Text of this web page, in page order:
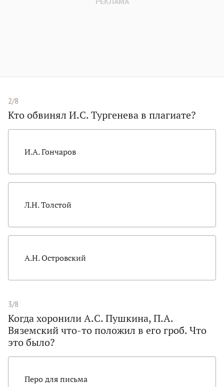
2/8
Кто обвинял И.С. Тургенева в плагиате?
И.А. Гончаров
Л.Н. Толстой
А.Н. Островский
3/8
Когда хоронили А.С. Пушкина, П.А.
Вяземский что-то положил в его гроб. Что
это было?
Перо для письма